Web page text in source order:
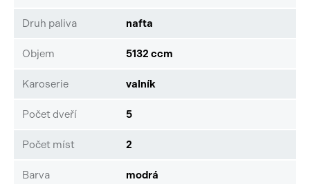
Druh paliva nafta
Objem 5132 ccm
Karoserie valník
Počet dveří 5
Počet míst 2
Barva modrá